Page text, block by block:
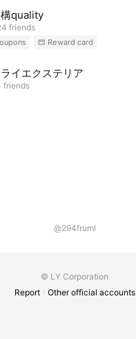
quality
friends
Reward card
ライエクステリア
friends
@294fruml
© LY Corporation
Report
Other official accounts